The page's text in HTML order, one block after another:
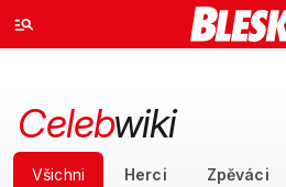
Celebwiki
Všichni Herci Zpěváci